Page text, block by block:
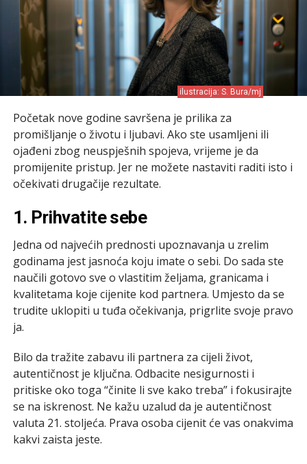
ilustracija: S. Bura/mj
Početak nove godine savršena je prilika za
promišljanje o životu i ljubavi. Ako ste usamljeni ili
ojađeni zbog neuspješnih spojeva, vrijeme je da
promijenite pristup. Jer ne možete nastaviti raditi isto i
očekivati drugačije rezultate.
1. Prihvatite sebe
Jedna od najvećih prednosti upoznavanja u zrelim
godinama jest jasnoća koju imate o sebi. Do sada ste
naučili gotovo sve o vlastitim željama, granicama i
kvalitetama koje cijenite kod partnera. Umjesto da se
trudite uklopiti u tuđa očekivanja, prigrlite svoje pravo
ja.
Bilo da tražite zabavu ili partnera za cijeli život,
autentičnost je ključna. Odbacite nesigurnosti i
pritiske oko toga “činite li sve kako treba” i fokusirajte
se na iskrenost. Ne kažu uzalud da je autentičnost
valuta 21. stoljeća. Prava osoba cijenit će vas onakvima
kakvi zaista jeste.